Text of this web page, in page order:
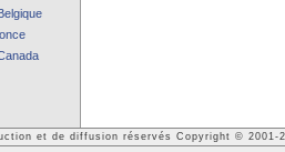
et de diffusion réservés Copyright © 2001-